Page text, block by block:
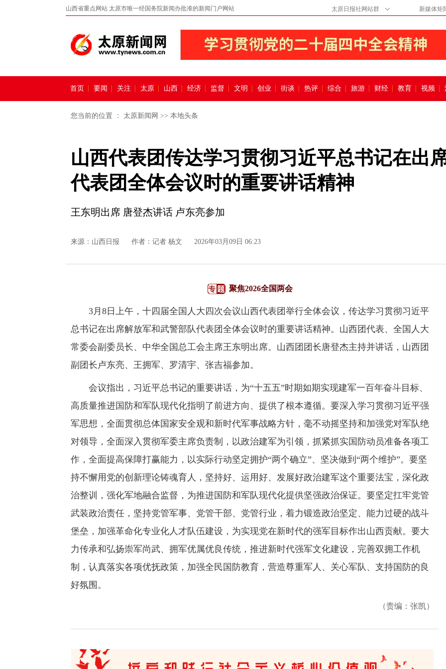
山西省重点网站 太原市唯一经国务院新闻办批准的新闻门户网站 太原日报社网站群 新媒体矩
首页 要闻 关注 太原 山西 经济 监督 文明 创业 街谈 热评 综合 旅游 财经 教育 视频
您当前的位置 ： 太原新闻网 >> 本地头条
山西代表团传达学习贯彻习近平总书记在出
代表团全体会议时的重要讲话精神
王东明出席 唐登杰讲话 卢东亮参加
来源： 山西日报 作者：记者 杨文 2026年03月09日 06:23
聚焦2026全国两会
3月8日上午，十四届全国人大四次会议山西代表团举行全体会议，传达学习贯彻习近平
总书记在出席解放军和武警部队代表团全体会议时的重要讲话精神。山西团代表、全国人大
常委会副委员长、中华全国总工会主席王东明出席。山西团团长唐登杰主持并讲话，山西团
副团长卢东亮、王拥军、罗清宇、张吉福参加。
会议指出，习近平总书记的重要讲话，为“十五五”时期如期实现建军一百年奋斗目标、
高质量推进国防和军队现代化指明了前进方向、提供了根本遵循。要深入学习贯彻习近平强
军思想，全面贯彻总体国家安全观和新时代军事战略方针，毫不动摇坚持和加强党对军队绝
对领导，全面深入贯彻军委主席负责制，以政治建军为引领，抓紧抓实国防动员准备各项工
作，全面提高保障打赢能力，以实际行动坚定拥护“两个确立”、坚决做到“两个维护”。要坚
持不懈用党的创新理论铸魂育人，坚持好、运用好、发展好政治建军这个重要法宝，深化政
治整训，强化军地融合监督，为推进国防和军队现代化提供坚强政治保证。要坚定扛牢党管
武装政治责任，坚持党管军事、党管干部、党管行业，着力锻造政治坚定、能力过硬的战斗
堡垒，加强革命化专业化人才队伍建设，为实现党在新时代的强军目标作出山西贡献。要大
力传承和弘扬崇军尚武、拥军优属优良传统，推进新时代强军文化建设，完善双拥工作机
制，认真落实各项优抚政策，加强全民国防教育，营造尊重军人、关心军队、支持国防的良
好氛围。
（责编：张凯）